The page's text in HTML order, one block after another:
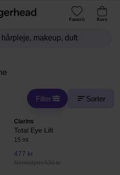
Favorit Kurv
Filter Sorter
Clarins
Total Eye Lift
15 ml
477 kr
Normalpris 530 kr